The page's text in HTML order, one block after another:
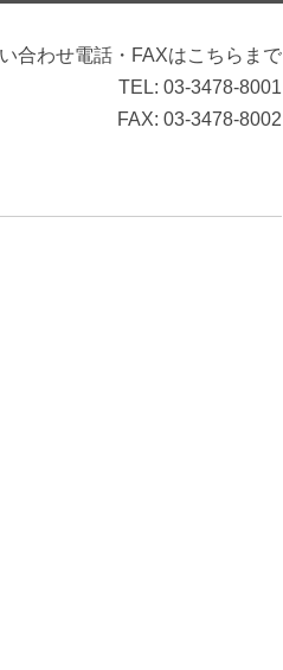
合わせ電話・FAXはこちらまで
TEL: 03-3478-8001
FAX: 03-3478-8002